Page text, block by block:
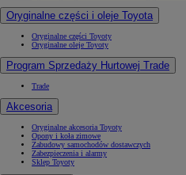
Oryginalne części i oleje Toyota
Oryginalne części Toyoty
Oryginalne oleje Toyoty
Program Sprzedaży Hurtowej Trade
Trade
Akcesoria
Oryginalne akcesoria Toyoty
Opony i koła zimowe
Zabudowy samochodów dostawczych
Zabezpieczenia i alarmy
Sklep Toyoty